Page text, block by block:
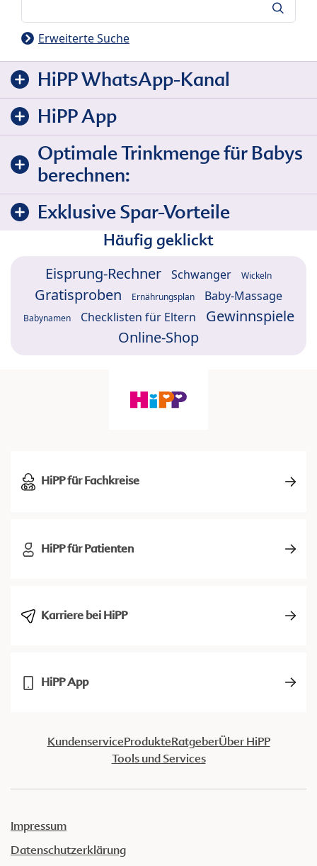
Erweiterte Suche
HiPP WhatsApp-Kanal
HiPP App
Optimale Trinkmenge für Babys
berechnen:
Exklusive Spar-Vorteile
Häufig geklickt
Eisprung-Rechner Schwanger Wickeln
Gratisproben Ernährungsplan Baby-Massage
Babynamen Checklisten für Eltern
Gewinnspiele
Online-Shop
HiPP für Fachkreise
HiPP für Patienten
Karriere bei HiPP
HiPP App
KundenserviceProdukteRatgeberÜber HiPP
Tools und Services
Impressum
Datenschutzerklärung